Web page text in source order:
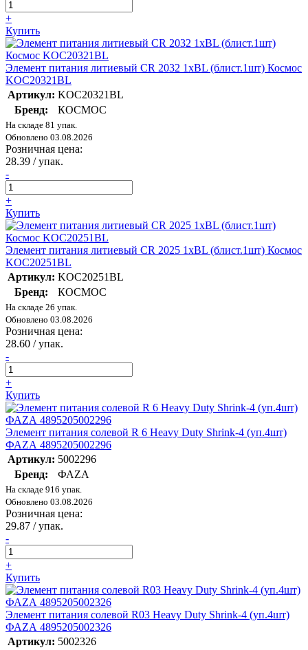
+
Купить
Элемент питания литиевый CR 2032 1хBL (блист.1шт) Космос
KOC20321BL
Артикул: KOC20321BL
Бренд:
КОСМОС
На складе 81 упак.
Обновлено 03.08.2026
Розничная цена:
28.39 / упак.
-
+
Купить
Элемент питания литиевый CR 2025 1хBL (блист.1шт) Космос
KOC20251BL
Артикул: KOC20251BL
Бренд:
КОСМОС
На складе 26 упак.
Обновлено 03.08.2026
Розничная цена:
28.60 / упак.
-
+
Купить
Элемент питания солевой R 6 Heavy Duty Shrink-4 (уп.4шт)
ФАZА 4895205002296
Артикул: 5002296
Бренд:
ФАZA
На складе 916 упак.
Обновлено 03.08.2026
Розничная цена:
29.87 / упак.
-
+
Купить
Элемент питания солевой R03 Heavy Duty Shrink-4 (уп.4шт)
ФАZА 4895205002326
Артикул: 5002326